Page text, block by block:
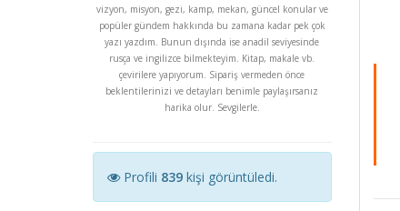
vizyon, misyon, gezi, kamp, mekan, güncel konular ve
popüler gündem hakkında bu zamana kadar pek çok
yazı yazdım. Bunun dışında ise anadil seviyesinde
rusça ve ingilizce bilmekteyim. Kitap, makale vb.
çevirilere yapıyorum. Sipariş vermeden önce
beklentilerinizi ve detayları benimle paylaşırsanız
harika olur. Sevgilerle.
Profili 839 kişi görüntüledi.